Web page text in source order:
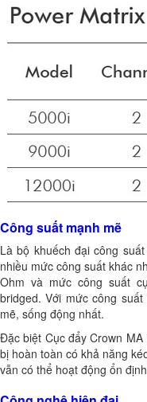
Công suất mạnh mẽ
Là bộ khuếch đại công
nhiều mức công suất khác
Ohm và mức công suất
bridged. Với mức công
mẽ, sống động nhất.
Đặc biệt Cục đẩy Crown
bị hoàn toàn có khả năng
vẫn có thể hoạt động ổn